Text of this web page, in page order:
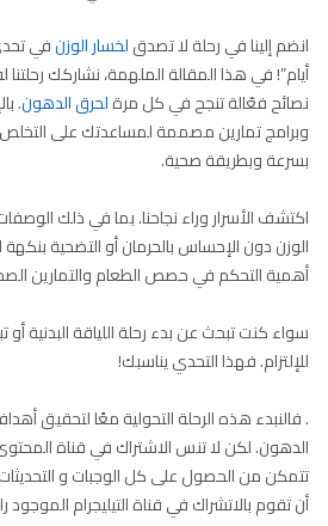
انضم إلينا في رحلة لا تصدقلخسار الوزن
أيام”! في هذا المقالة الملهمة، نشاركك
نصائح فعّالة تنجح في كل مرةلحرق الدهون.
وبرامج تمارين مصممة لمساعدتك على
بسرعة وبطريقة صحية.
اكتشف الأسرار وراء نجاحنا. بما في ذلك
الوزن دون الإحساس بالحرمان أو التضحية
أهمية التحكم في حصص الطعام والتمارين
سواء كنت تبحث عن بدء رحلة اللياقة البدنية
للإلتزام. فهذا التحدي يناسبك!
. فالنبدء هذه الرحلة التحولية معًا لتحقيق
الدهون. لكن لا تنس الاشتراك في قناة
تتمكن من الحصول على كل الوجبات و
أن تقوم بالاتشراك في قناة التيليجرام الموجود